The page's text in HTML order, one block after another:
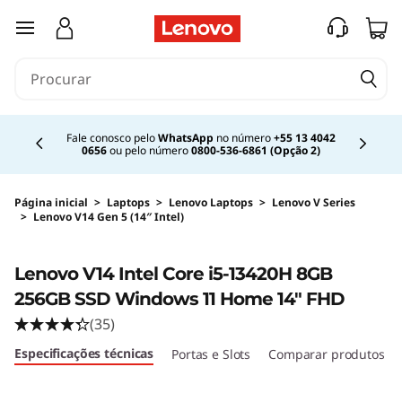
saltar para o conteúdo principal
Fale conosco peloWhatsApp no número+55 13 4042
0656ou pelo número0800-536-6861 (Opção 2)
Página inicial > Laptops > Lenovo Laptops > Lenovo V Series
> Lenovo V14 Gen 5 (14″ Intel)
Lenovo V14 Intel Core i5-13420H 8GB
256GB SSD Windows 11 Home 14" FHD
(35)
Especificações técnicas Portas e Slots Comparar produtos